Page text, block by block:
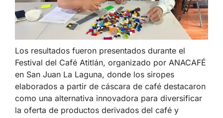
Los resultados fueron presentados durante el
Festival del Café Atitlán, organizado por ANACAFÉ
en San Juan La Laguna, donde los siropes
elaborados a partir de cáscara de café destacaron
como una alternativa innovadora para diversificar
la oferta de productos derivados del café y